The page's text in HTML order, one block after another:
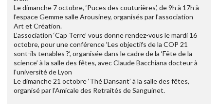
Le dimanche 7 octobre, ‘Puces des couturières’, de 9h à 17h à
l’espace Gemme salle Arousiney, organisés par l’association
Art et Création.
L’association ‘Cap Terre’ vous donne rendez-vous le mardi 16
octobre, pour une conférence ‘Les objectifs de la COP 21
sont-ils tenables ?’, organisée dans le cadre de la ‘Fête de la
science’ à la salle des fêtes, avec Claude Bacchiana docteur à
l’université de Lyon
Le dimanche 21 octobre ‘Thé Dansant’ à la salle des fêtes,
organisé par l’Amicale des Retraités de Sanguinet.